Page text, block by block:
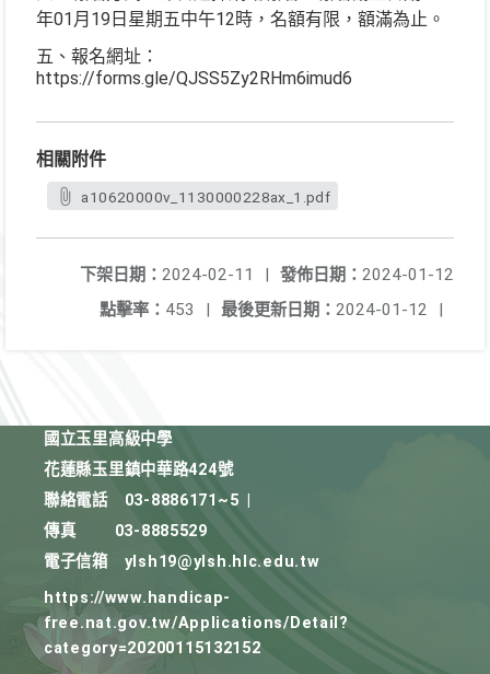
年01月19日星期五中午12時，名額有限，額滿為止。
五、報名網址：
https://forms.gle/QJSS5Zy2RHm6imud6
相關附件
a10620000v_1130000228ax_1.pdf
發佈日期： 2024-01-12
下架日期： 2024-02-11
|
最後更新日期： 2024-01-12 |
點擊率： 453 |
國立玉里高級中學
花蓮縣玉里鎮中華路424號
聯絡電話
03-8886171~5
傳真
03-8885529
電子信箱
ylsh19@ylsh.hlc.edu.tw
https://www.handicap-
free.nat.gov.tw/Applications/Detail?
category=20200115132152